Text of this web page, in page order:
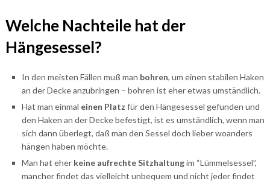
Welche Nachteile hat der
Hängesessel?
In den meisten Fällen muß man bohren, um einen stabilen Haken
an der Decke anzubringen – bohren ist eher etwas umständlich.
Hat man einmal einen Platz für den Hängesessel gefunden und
den Haken an der Decke befestigt, ist es umständlich, wenn man
sich dann überlegt, daß man den Sessel doch lieber woanders
hängen haben möchte.
Man hat eher keine aufrechte Sitzhaltungim “Lümmelsessel”,
mancher findet das vielleicht unbequem und nicht jeder findet